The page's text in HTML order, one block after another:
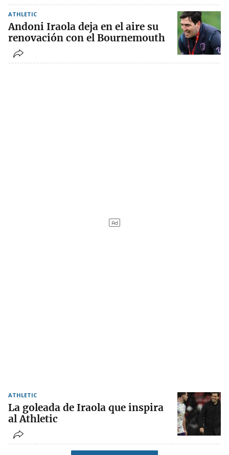
ATHLETIC
Andoni Iraola deja en el aire su
renovación con el Bournemouth
ATHLETIC
La goleada de Iraola que inspira
al Athletic